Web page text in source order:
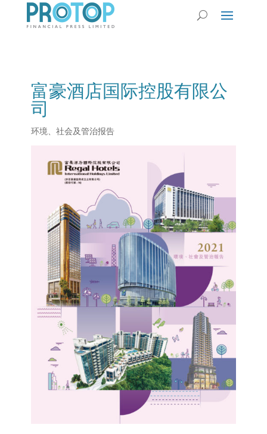
富豪酒店国际控股有限公
司
环境、社会及管治报告